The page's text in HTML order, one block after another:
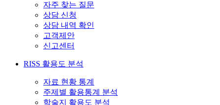
자주 찾는 질문
상담 신청
상담 내역 확인
고객제안
신고센터
RISS 활용도 분석
자료 현황 통계
주제별 활용통계 분석
학술지 활용도 분석